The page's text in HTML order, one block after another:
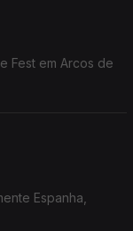
Fest em Arcos de
Espanha,